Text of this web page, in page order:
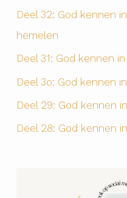
Deel 32: God kennen
hemelen
Deel 31: God kennen
Deel 3o: God kennen
Deel 29: God kennen
Deel 28: God kennen